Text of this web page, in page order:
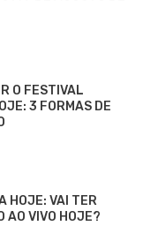
O FESTIVAL
3 FORMAS DE
HOJE: VAI TER
AO VIVO HOJE?